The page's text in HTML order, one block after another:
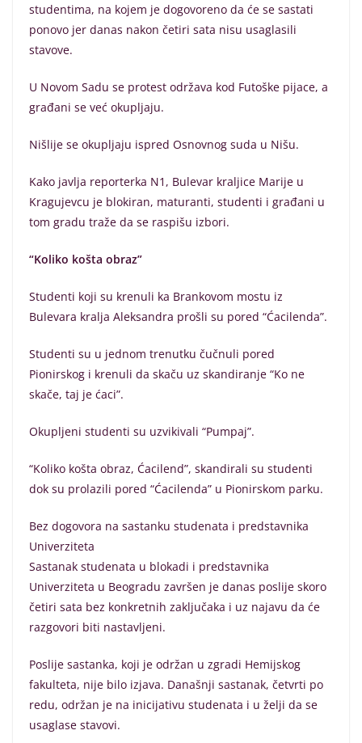
studentima, na kojem je dogovoreno da će se sastati
ponovo jer danas nakon četiri sata nisu usaglasili
stavove.
U Novom Sadu se protest održava kod Futoške pijace, a
građani se već okupljaju.
Nišlije se okupljaju ispred Osnovnog suda u Nišu.
Kako javlja reporterka N1, Bulevar kraljice Marije u
Kragujevcu je blokiran, maturanti, studenti i građani u
tom gradu traže da se raspišu izbori.
“Koliko košta obraz”
Studenti koji su krenuli ka Brankovom mostu iz
Bulevara kralja Aleksandra prošli su pored “Ćacilenda”.
Studenti su u jednom trenutku čučnuli pored
Pionirskog i krenuli da skaču uz skandiranje “Ko ne
skače, taj je ćaci”.
Okupljeni studenti su uzvikivali “Pumpaj”.
“Koliko košta obraz, Ćacilend”, skandirali su studenti
dok su prolazili pored “Ćacilenda” u Pionirskom parku.
Bez dogovora na sastanku studenata i predstavnika
Univerziteta
Sastanak studenata u blokadi i predstavnika
Univerziteta u Beogradu završen je danas poslije skoro
četiri sata bez konkretnih zaključaka i uz najavu da će
razgovori biti nastavljeni.
Poslije sastanka, koji je održan u zgradi Hemijskog
fakulteta, nije bilo izjava. Današnji sastanak, četvrti po
redu, održan je na inicijativu studenata i u želji da se
usaglase stavovi.